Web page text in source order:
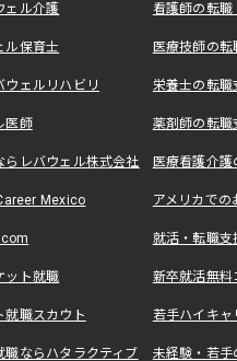
ェル介護 看護師の転
ル保育士 医療技師の
ウェルリハビリ 栄養士の転
医師 薬剤師の転
らレバウェル株式会社 医療看護介
Mexico アメリカで
就活・転職
ット就職 新卒就活無料
就職スカウト 若手ハイキ
ならハタラクティブ 未経験・若手